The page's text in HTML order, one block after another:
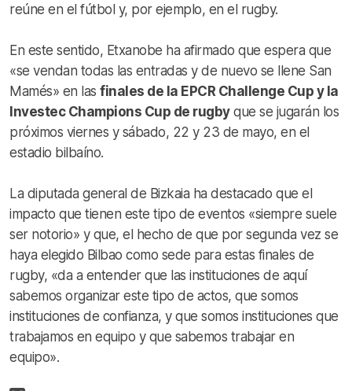
reúne en el fútbol y, por ejemplo, en el rugby.
En este sentido, Etxanobe ha afirmado que espera que
«se vendan todas las entradas y de nuevo se llene San
Mamés» en las finales de la EPCR Challenge Cup y la
Investec Champions Cup de rugbyque se jugarán los
próximos viernes y sábado, 22 y 23 de mayo, en el
estadio bilbaíno.
La diputada general de Bizkaia ha destacado que el
impacto que tienen este tipo de eventos «siempre suele
ser notorio» y que, el hecho de que por segunda vez se
haya elegido Bilbao como sede para estas finales de
rugby, «da a entender que las instituciones de aquí
sabemos organizar este tipo de actos, que somos
instituciones de confianza, y que somos instituciones que
trabajamos en equipo y que sabemos trabajar en
equipo».